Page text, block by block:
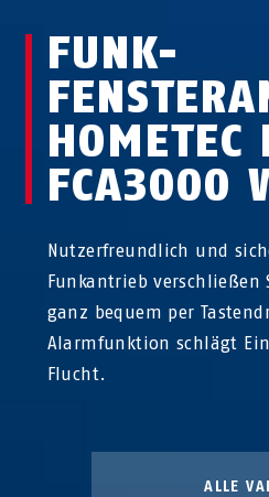
FUNK-
HOMETEC
FCA3000
Nutzerfreundlich und
Funkantrieb verschließen
ganz bequem per
Alarmfunktion schlägt
Flucht.
ALLE